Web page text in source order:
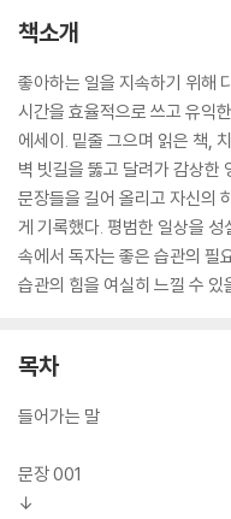
책소개
좋아하는 일을 지속하기 위해
시간을 효율적으로 쓰고 유익
에세이. 밑줄 그으며 읽은 책,
벽 빗길을 뚫고 달려가 감상한
문장들을 길어 올리고 자신의
게 기록했다. 평범한 일상을
속에서 독자는 좋은 습관의 필
습관의 힘을 여실히 느낄 수 있
목차
들어가는 말
문장 001
↓